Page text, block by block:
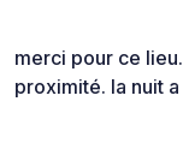
merci pour ce
proximité. la nuit